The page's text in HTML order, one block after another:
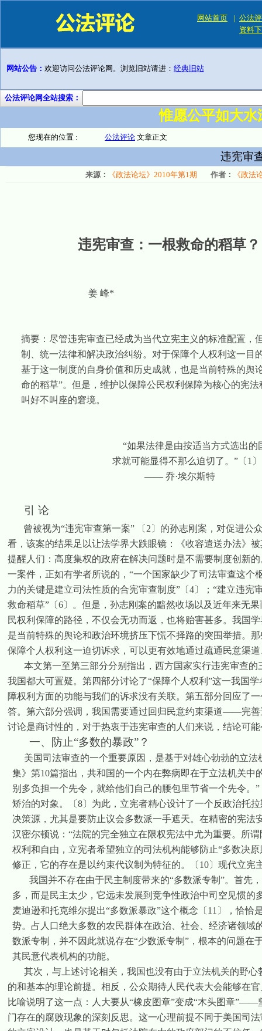
网站首页 | 公法
资料
网站公告： 欢迎访问公法评论网。浏览旧站请进： 经典旧站
公法评论网全站搜索：
惟愿公平如大
您现在的位置 : 公法评论 文章正文
违宪审
来源： 《政法论坛》2010年第1期 作者： 《政法
违宪审查：一根救命的稻草？
姜 峰*
摘要： 尽管违宪审查已经成为当代立宪主义的标准配置
制、统一法律和解决政治纠纷。对于保障个人权利这一
基于这一制度的自身价值和历史成就，也是当前特殊的舆
命的稻草”。但是，维护以保障公民权利保障为核心的宪
叫好不叫座的窘境。
“如果法律是由按适当方式选出
求就可能显得不那么迫切了。” 〔 1 〕
—— 乔·埃尔斯特
引 论
曾被视为“违宪审查第一案” 〔 2 〕 的孙志刚案，对促进公
看，该案的结果足以让法学界大跌眼镜：《收容遣送办法》
提醒人们：高度集权的政府在解决问题时是不需要制度创新
一案件，正如有学者所说的，“一个国家缺少了司法审查这个
力的关键是建立司法性质的合宪审查制度”〔4〕
；“建立违宪
救命稻草”〔6〕
。但是，孙志刚案的黯然收场以及近年来无
民权利保障的路径，不仅会无功而返，也将贻害甚多。我国
是当前特殊的舆论和政治环境挤压下慌不择路的突围举措。
保障个人权利这一迫切诉求，可以更有效地通过疏通民意渠
本文第一至第三部分分别指出，西方国家实行违宪审查
我国都大可置疑。第四部分讨论了“保障个人权利”这一我国
障权利方面的功能与我们的诉求没有关联。第五部分回应了
答。第六部分强调，我国需要通过回归民意约束渠道——完
讨论是商讨性的，对于热衷于违宪审查的人们来说，结论可
一、防止“多数的暴政”？
美国司法审查的一个重要原因，是基于对雄心勃勃的立
集》第10篇指出，共和国的一个内在弊病即在于立法机关中
别多负担一个先令，就给他们自己的腰包里节省一个先令。”
矫治的对象。
〔8〕 为此，立宪者精心设计了一个反政治托
决策源，尤其是要防止议会多数派一手遮天。在精密的宪
汉密尔顿说：“法院的完全独立在限权宪法中尤为重要。
所
权利和自由，立宪者希望独立的司法机构能够防止“多数决
修正，它的存在是以约束代议制为特征的。
〔 10〕 现代立宪
我国并不存在由于民主制度带来的“多数派专制”。首先
多，而是民主太少，它远未发展到竞争性政治中司空见惯
麦迪逊和托克维尔提出“多数派暴政”这个概念 〔 11 〕
，恰恰
势。占人口绝大多数的农民群体在政治、社会、经济诸领
数派专制，并不因此就说存在“少数派专制”，根本的问题
其民意代表机构的功能。
其次，与上述讨论相关，我国也没有由于立法机关的野
的和基本的理论前提。相反，公众期待人民代表大会能够在
比喻说明了这一点：人大要从“橡皮图章”变成“木头图章
门存在的腐败现象的深刻反思。这一心理前提不同于美国司